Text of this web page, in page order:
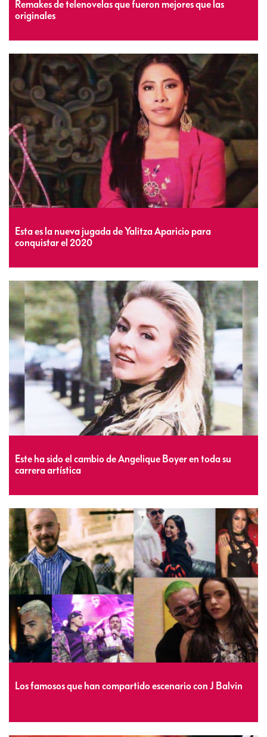
Remakes de telenovelas que fueron mejores que las
originales
Esta es la nueva jugada de Yalitza Aparicio para
conquistar el 2020
Este ha sido el cambio de Angelique Boyer en toda su
carrera artística
Los famosos que han compartido escenario con J Balvin